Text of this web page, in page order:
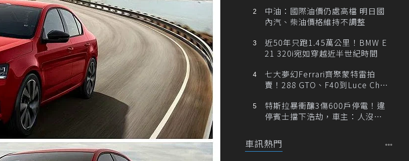
中油：國際油價仍處高檔 明日國
內汽、柴油價格維持不調整
近50年只跑1.45萬公里！BMW E
21 320i宛如穿越近半世紀時間
七大夢幻Ferrari齊聚蒙特雷拍
賣！288 GTO、F40到Luce Cha
特斯拉暴衝釀3傷600戶停電！違
停賓士擋下浩劫，車主：人沒事
車訊熱門